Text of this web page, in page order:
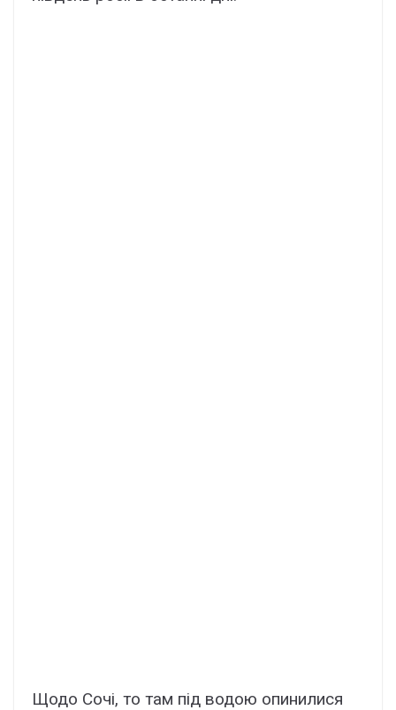
Щодо Сочі, то там під водою опинилися